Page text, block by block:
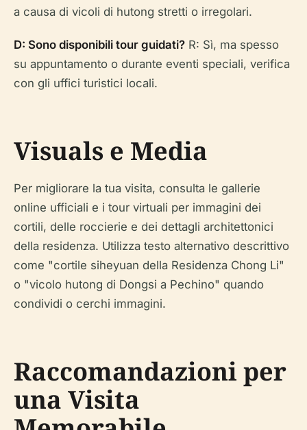
a causa di vicoli di hutong stretti o irregolari.
D: Sono disponibili tour guidati? R: Sì, ma spesso
su appuntamento o durante eventi speciali, verifica
con gli uffici turistici locali.
Visuals e Media
Per migliorare la tua visita, consulta le gallerie
online ufficiali e i tour virtuali per immagini dei
cortili, delle roccierie e dei dettagli architettonici
della residenza. Utilizza testo alternativo descrittivo
come "cortile siheyuan della Residenza Chong Li"
o "vicolo hutong di Dongsi a Pechino" quando
condividi o cerchi immagini.
Raccomandazioni per
una Visita